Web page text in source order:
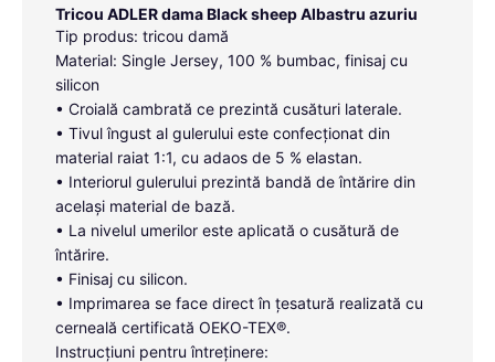
Tricou ADLER dama Black sheep Albastru azuriu
Tip produs: tricou damă
Material: Single Jersey, 100 % bumbac, finisaj cu
silicon
• Croială cambrată ce prezintă cusături laterale.
• Tivul îngust al gulerului este confecționat din
material raiat 1:1, cu adaos de 5 % elastan.
• Interiorul gulerului prezintă bandă de întărire din
același material de bază.
• La nivelul umerilor este aplicată o cusătură de
întărire.
• Finisaj cu silicon.
• Imprimarea se face direct în țesatură realizată cu
cerneală certificată OEKO-TEX®.
Instrucțiuni pentru întreținere: